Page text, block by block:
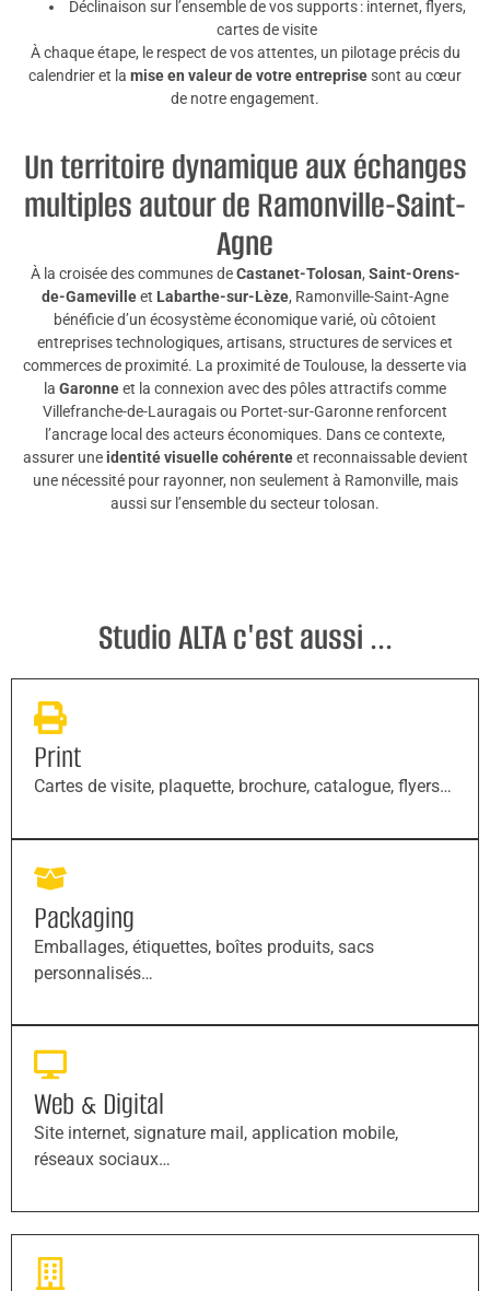
Déclinaison sur l’ensemble de vos supports : internet, flyers,
cartes de visite
À chaque étape, le respect de vos attentes, un pilotage précis du
calendrier et la mise en valeur de votre entreprisesont au cœur
de notre engagement.
Un territoire dynamique aux échanges
multiples autour de Ramonville-Saint-
Agne
À la croisée des communes deCastanet-Tolosan, Saint-Orens-
de-Gamevilleet Labarthe-sur-Lèze, Ramonville-Saint-Agne
bénéficie d’un écosystème économique varié, où côtoient
entreprises technologiques, artisans, structures de services et
commerces de proximité. La proximité de Toulouse, la desserte via
la Garonneet la connexion avec des pôles attractifs comme
Villefranche-de-Lauragais ou Portet-sur-Garonne renforcent
l’ancrage local des acteurs économiques. Dans ce contexte,
assurer une identité visuelle cohérenteet reconnaissable devient
une nécessité pour rayonner, non seulement à Ramonville, mais
aussi sur l’ensemble du secteur tolosan.
Studio ALTA c'est aussi ...
Print
Cartes de visite, plaquette, brochure, catalogue, flyers…
Packaging
Emballages, étiquettes, boîtes produits, sacs
personnalisés…
Web & Digital
Site internet, signature mail, application mobile,
réseaux sociaux…